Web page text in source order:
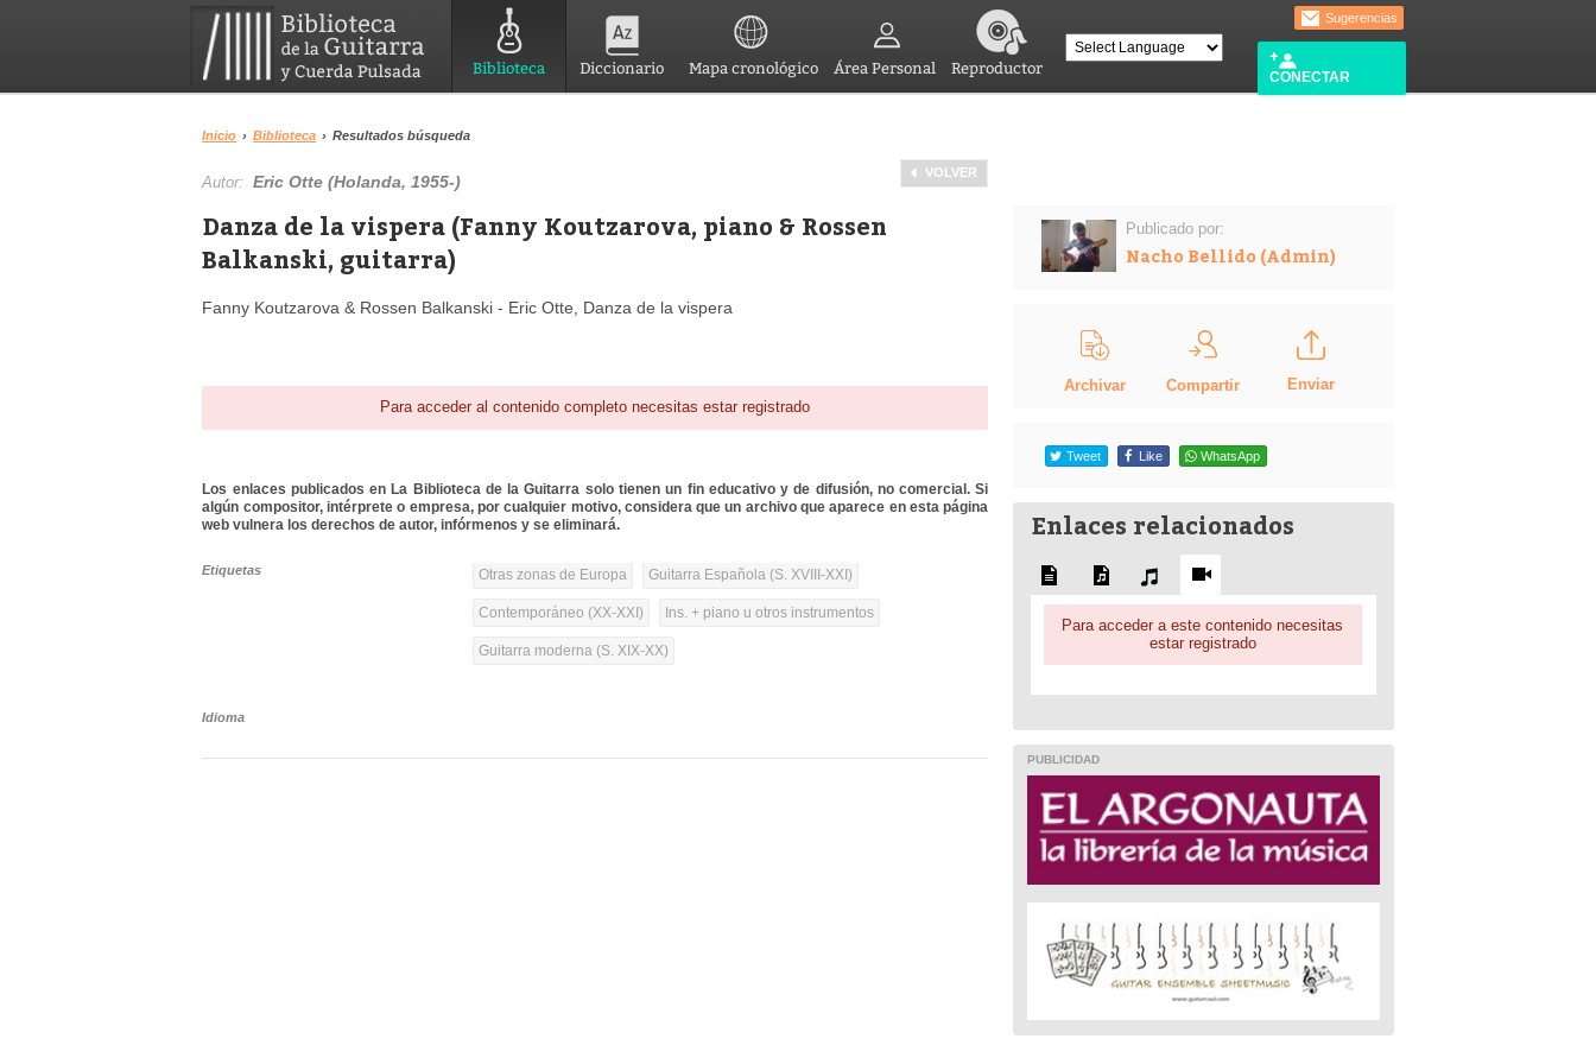
Biblioteca Diccionario Mapa cronológico Área Personal Reproductor
Sugerencias
CONECTAR
Inicio › Biblioteca › Resultados búsqueda
VOLVER
Autor:Eric Otte (Holanda, 1955-)
Danza de la vispera (Fanny Koutzarova, piano & Rossen
Balkanski, guitarra)
Fanny Koutzarova & Rossen Balkanski - Eric Otte, Danza de la vispera
Para acceder al contenido completo necesitas estar registrado
Los enlaces publicados en La Biblioteca de la Guitarra solo tienen un fin educativo y de difusión, no comercial. Si
algún compositor, intérprete o empresa, por cualquier motivo, considera que un archivo que aparece en esta página
web vulnera los derechos de autor, infórmenos y se eliminará.
Etiquetas Otras zonas de Europa Guitarra Española (S. XVIII-XXI)
Contemporáneo (XX-XXI) Ins. + piano u otros instrumentos
Guitarra moderna (S. XIX-XX)
Idioma
Publicado por:
Nacho Bellido (Admin)
Archivar Compartir Enviar
Tweet Like WhatsApp
Enlaces relacionados
Para acceder a este contenido necesitas
estar registrado
PUBLICIDAD